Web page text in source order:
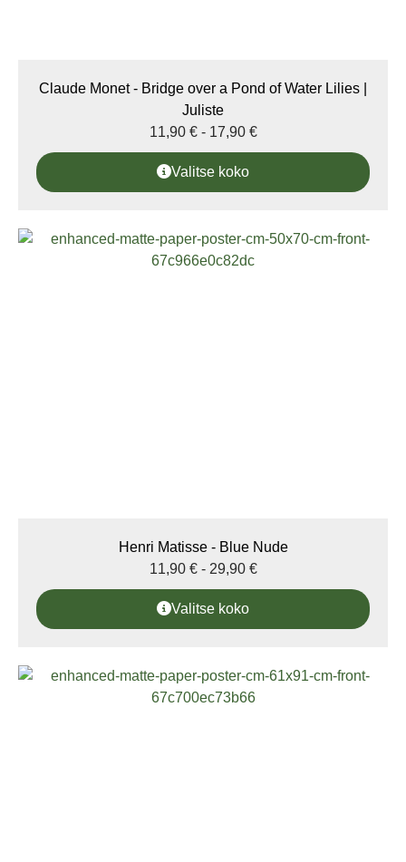
Claude Monet - Bridge over a Pond of Water Lilies |
Juliste
11,90 € - 17,90 €
Valitse koko
Henri Matisse - Blue Nude
11,90 € - 29,90 €
Valitse koko